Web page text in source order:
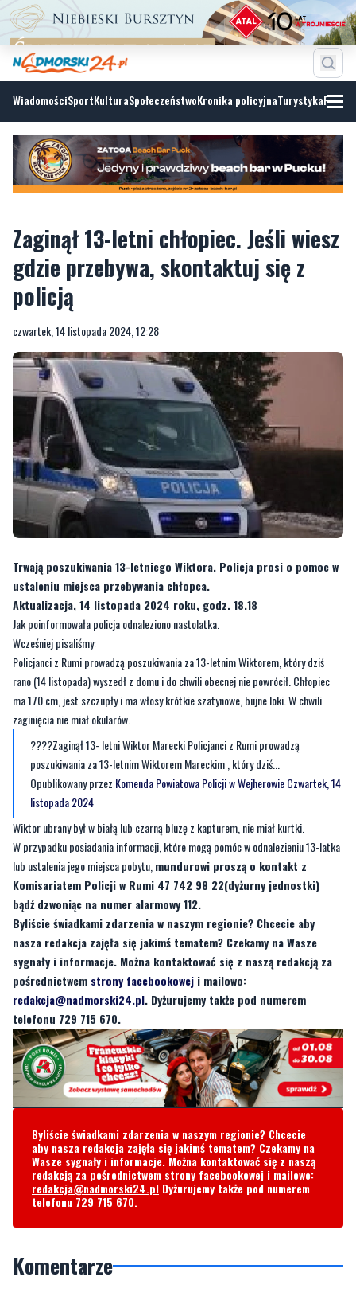
WiadomościSportKulturaSpołeczeństwoKronika policyjnaTurystyka
Zaginął 13-letni chłopiec. Jeśli wiesz
gdzie przebywa, skontaktuj się z
policją
czwartek, 14 listopada 2024, 12:28
Trwają poszukiwania 13-letniego Wiktora. Policja prosi o pomoc w
ustaleniu miejsca przebywania chłopca.
Aktualizacja, 14 listopada 2024 roku, godz. 18.18
Jak poinformowała policja odnaleziono nastolatka.
Wcześniej pisaliśmy:
Policjanci z Rumi prowadzą poszukiwania za 13-letnim Wiktorem, który dziś
rano (14 listopada) wyszedł z domu i do chwili obecnej nie powrócił. Chłopiec
ma 170 cm, jest szczupły i ma włosy krótkie szatynowe, bujne loki. W chwili
zaginięcia nie miał okularów.
????Zaginął 13- letni Wiktor Marecki Policjanci z Rumi prowadzą
poszukiwania za 13-letnim Wiktorem Mareckim , który dziś...
Opublikowany przez Komenda Powiatowa Policji w WejherowieCzwartek, 14
listopada 2024
Wiktor ubrany był w białą lub czarną bluzę z kapturem, nie miał kurtki.
W przypadku posiadania informacji, które mogą pomóc w odnalezieniu 13-latka
lub ustalenia jego miejsca pobytu, mundurowi proszą o kontakt z
Komisariatem Policji w Rumi 47 742 98 22(dyżurny jednostki)
bądź dzwoniąc na numer alarmowy 112.
Byliście świadkami zdarzenia w naszym regionie? Chcecie aby
nasza redakcja zajęła się jakimś tematem? Czekamy na Wasze
sygnały i informacje. Można kontaktować się z naszą redakcją za
pośrednictwem strony facebookowej i mailowo:
redakcja@nadmorski24.pl. Dyżurujemy także pod numerem
telefonu 729 715 670.
Byliście świadkami zdarzenia w naszym regionie? Chcecie
aby nasza redakcja zajęła się jakimś tematem? Czekamy na
Wasze sygnały i informacje. Można kontaktować się z naszą
redakcją za pośrednictwem strony facebookowej i mailowo:
redakcja@nadmorski24.pl Dyżurujemy także pod numerem
telefonu 729 715 670.
Komentarze